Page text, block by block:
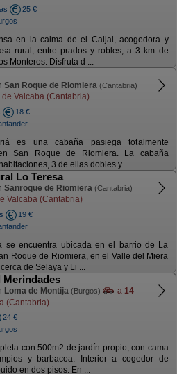
25 €
en la calma de el Caijal, acogedora y
rural, entre prados y robles, a 3 km de
Monteros. Disfruta d ...
San Roque de Riomiera (Cantabria)
de Valcaba (Cantabria)
18 €
es una cabaña pasiega totalmente
San Roque de Riomiera. La cabaña
3 de ellas dobles y ...
Lo Teresa
Sanroque de Riomiera (Cantabria)
Valcaba (Cantabria)
19 €
se encuentra ubicada en el barrio de La
Roque de Riomiera, en el Valle del Miera
de Selaya y Li ...
Merindades
Loma de Montija (Burgos) a 14
(Cantabria)
24 €
con 500m2 de jardín propio, con cama
y barbacoa. Interior a cogedor de
en dos pisos. En ...